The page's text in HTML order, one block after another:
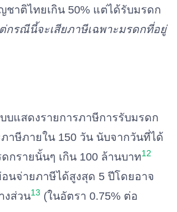
ชาติไทยเกิน 50% แต่ได้รับมรดก
กรณีนี้จะเสียภาษีเฉพาะมรดกที่อยู่
บแสดงรายการภาษีการรับมรดก
าษีภายใน 150 วัน นับจากวันที่ได้
กรายนั้นๆ เกิน 100 ล้านบาท12
นจ่ายภาษีได้สูงสุด 5 ปีโดยอาจ
งส่วน13 (ในอัตรา 0.75% ต่อ